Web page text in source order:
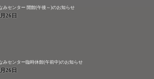
みセンター 開館(午後～)のお知らせ
26日
みセンター臨時休館(午前中)のお知らせ
26日